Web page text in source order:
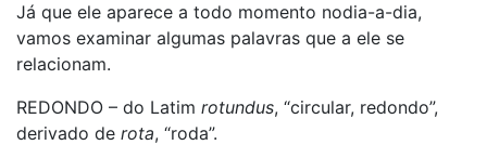
Já que ele aparece a todo momento nodia-a-dia,
vamos examinar algumas palavras que a ele se
relacionam.
REDONDO – do Latim rotundus, “circular, redondo”,
derivado de rota, “roda”.